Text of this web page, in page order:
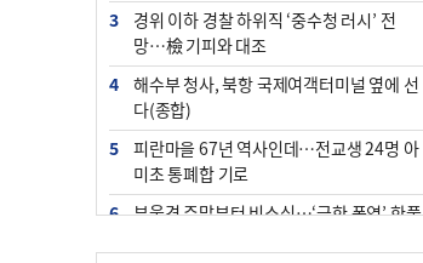
3
경위 이하 경찰 하위직 ‘중수청 러시’ 전
망…檢 기피와 대조
4
해수부 청사, 북항 국제여객터미널 옆에 선
다(종합)
5
피란마을 67년 역사인데…전교생 24명 아
미초 통폐합 기로
6
부울경 주말부터 비소식…‘극한 폭염’ 한풀